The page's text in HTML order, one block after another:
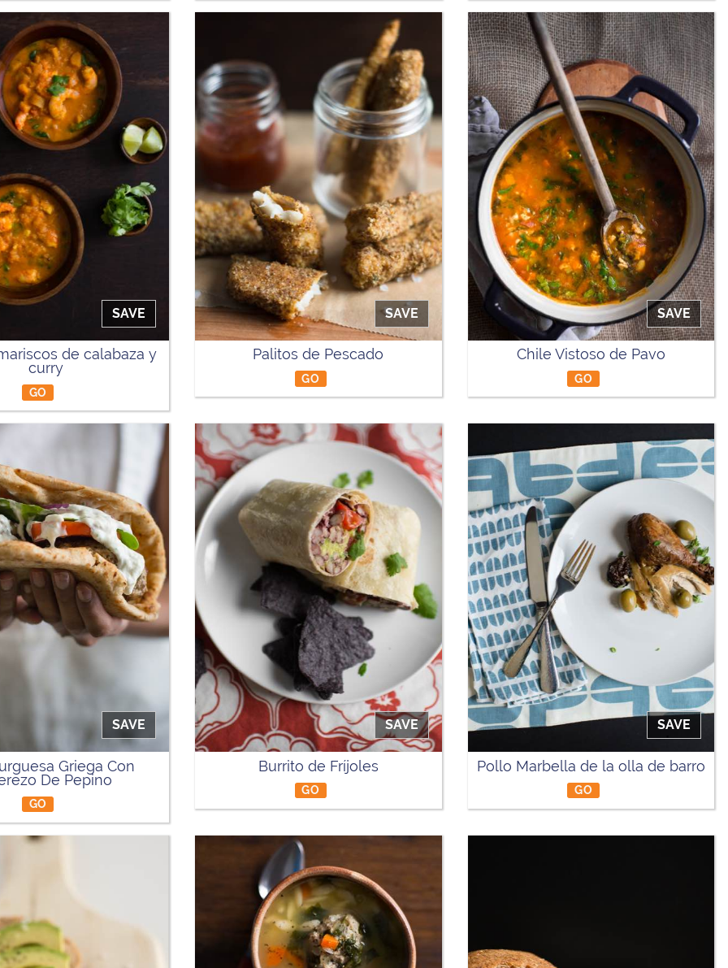
SAVE
de calabaza y
curry
GO
SAVE
Palitos de Pescado
GO
SAVE
Chile Vistoso de Pavo
GO
SAVE
Griega Con
De Pepino
GO
SAVE
Burrito de Fríjoles
GO
SAVE
Pollo Marbella de la olla de barro
GO